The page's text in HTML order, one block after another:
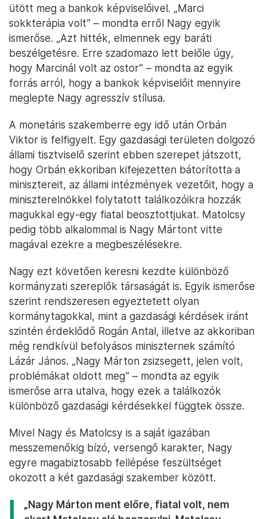
ütött meg a bankok képviselőivel. „Marci
sokkterápia volt” – mondta erről Nagy egyik
ismerőse. „Azt hitték, elmennek egy baráti
beszélgetésre. Erre szadomazo lett belőle úgy,
hogy Marcinál volt az ostor” – mondta az egyik
forrás arról, hogy a bankok képviselőit mennyire
meglepte Nagy agresszív stílusa.
A monetáris szakemberre egy idő után Orbán
Viktor is felfigyelt. Egy gazdasági területen dolgozó
állami tisztviselő szerint ebben szerepet játszott,
hogy Orbán ekkoriban kifejezetten bátorította a
minisztereit, az állami intézmények vezetőit, hogy a
miniszterelnökkel folytatott találkozóikra hozzák
magukkal egy-egy fiatal beosztottjukat. Matolcsy
pedig több alkalommal is Nagy Mártont vitte
magával ezekre a megbeszélésekre.
Nagy ezt követően keresni kezdte különböző
kormányzati szereplők társaságát is. Egyik ismerőse
szerint rendszeresen egyeztetett olyan
kormánytagokkal, mint a gazdasági kérdések iránt
szintén érdeklődő Rogán Antal, illetve az akkoriban
még rendkívül befolyásos miniszternek számító
Lázár János. „Nagy Márton zsizsegett, jelen volt,
problémákat oldott meg” – mondta az egyik
ismerőse arra utalva, hogy ezek a találkozók
különböző gazdasági kérdésekkel függtek össze.
Mivel Nagy és Matolcsy is a saját igazában
messzemenőkig bízó, versengő karakter, Nagy
egyre magabiztosabb fellépése feszültséget
okozott a két gazdasági szakember között.
„Nagy Márton ment előre, fiatal volt, nem